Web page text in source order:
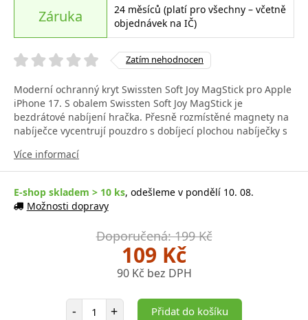
Záruka
24 měsíců (platí pro všechny – včetně
objednávek na IČ)
Zatím nehodnocen
Moderní ochranný kryt Swissten Soft Joy MagStick pro Apple
iPhone 17. S obalem Swissten Soft Joy MagStick je
bezdrátové nabíjení hračka. Přesně rozmístěné magnety na
nabíječce vycentrují pouzdro s dobíjecí plochou nabíječky s
Více informací
E-shop skladem > 10 ks, odešleme v pondělí 10. 08.
Možnosti dopravy
Doporučená: 199 Kč
109 Kč
90 Kč bez DPH
- Počet položek
+ Přidat do košíku